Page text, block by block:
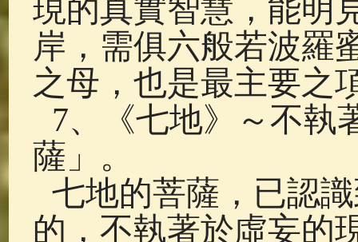
現的真實智慧，能明
岸，需俱六般若波羅
之母，也是最主要之
7、《七地》～不執
薩」。
七地的菩薩，已認
的，不執著於虛妄的